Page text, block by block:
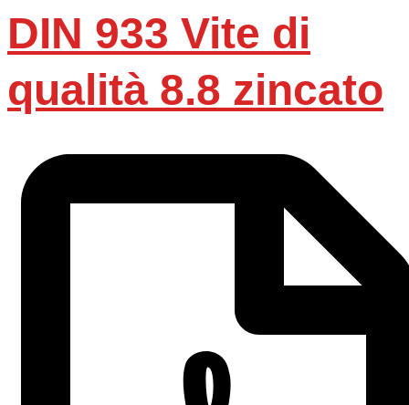
DIN 933 Vite di
qualità 8.8 zincato